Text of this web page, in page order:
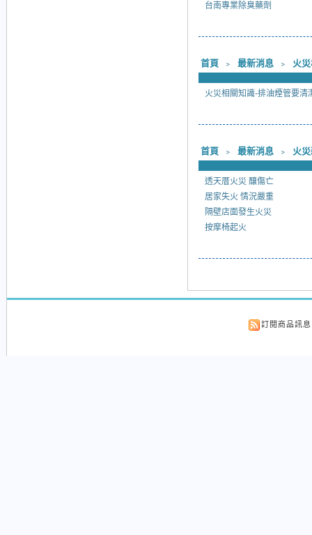
台南專業除臭藥劑
首頁 ﹥ 最新消息 ﹥ 火
火災相關知識-排油煙管要清
首頁 ﹥ 最新消息 ﹥ 火
透天厝火災 釀傷亡
居家失火 情況嚴重
隔壁店面發生火災
按摩椅起火
訂閱商品訊息